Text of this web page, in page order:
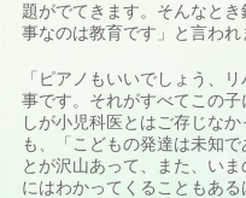
題がでてきます。そんなと
事なのは教育です」と言われ
「ピアノもいいでしょう、
事です。それがすべてこの
しが小児科医とはご存じな
も、「こどもの発達は未知
とが沢山あって、また、い
にはわかってくることもあ